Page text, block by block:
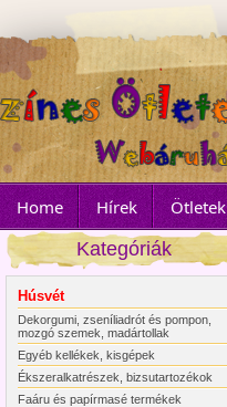
Home Hírek Ötletek
Kategóriák
Húsvét
Dekorgumi, zseníliadrót és pompon,
mozgó szemek, madártollak
Egyéb kellékek, kisgépek
Ékszeralkatrészek, bizsutartozékok
Faáru és papírmasé termékek